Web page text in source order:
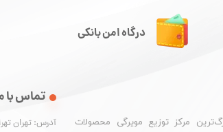
مرکز توزیع مویرگی محصولات
تماس با
آدرس: تهران
درگاه امن بانکی